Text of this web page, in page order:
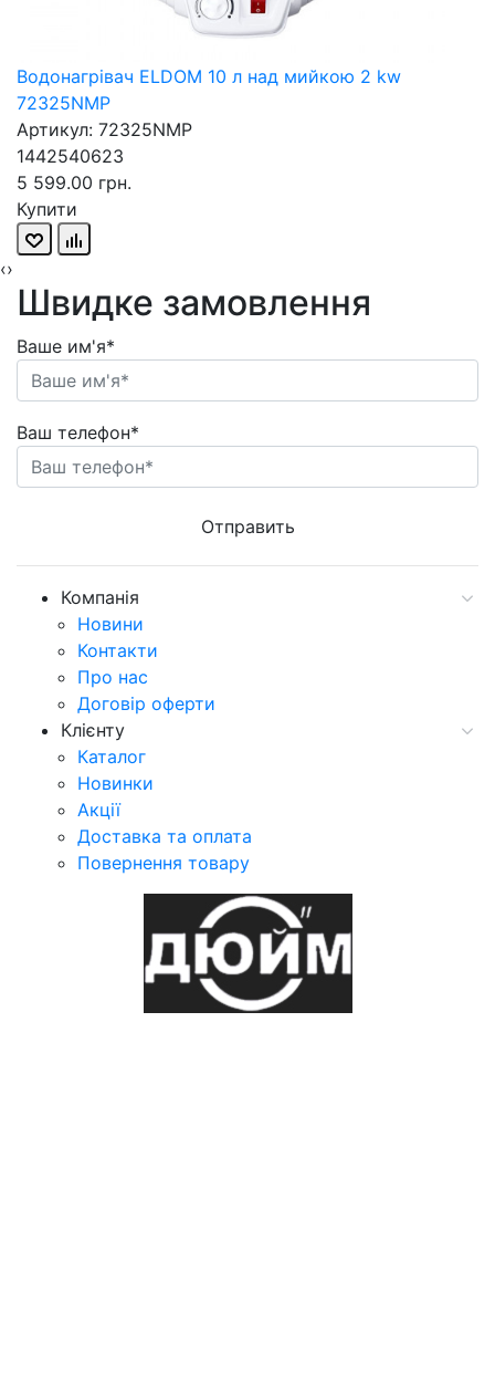
Водонагрівач ELDOM 10 л над мийкою 2 kw
72325NMP
Артикул: 72325NMP
1442540623
5 599.00 грн.
Купити
‹›
Швидке замовлення
Ваше им'я*
Ваш телефон*
Компанія
Новини
Контакти
Про нас
Договір оферти
Клієнту
Каталог
Новинки
Акції
Доставка та оплата
Повернення товару